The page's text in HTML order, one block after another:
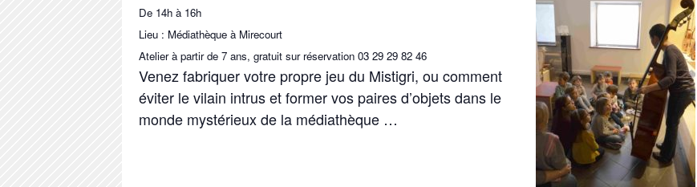
De 14h à 16h
Lieu : Médiathèque à Mirecourt
Atelier à partir de 7 ans, gratuit sur réservation 03 29 29 82 46
Venez fabriquer votre propre jeu du Mistigri, ou comment
éviter le vilain intrus et former vos paires d’objets dans le
monde mystérieux de la médiathèque …